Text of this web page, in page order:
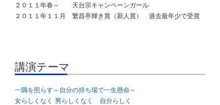
２０１１年春～ 天台宗キャンペーンガール
２０１１年１１月 繁昌亭輝き賞（新人賞） 過去最年少で受賞
講演テーマ
一隅を照らす～自分の持ち場で一生懸命～
女らしくなく 男らしくなく 自分らしく